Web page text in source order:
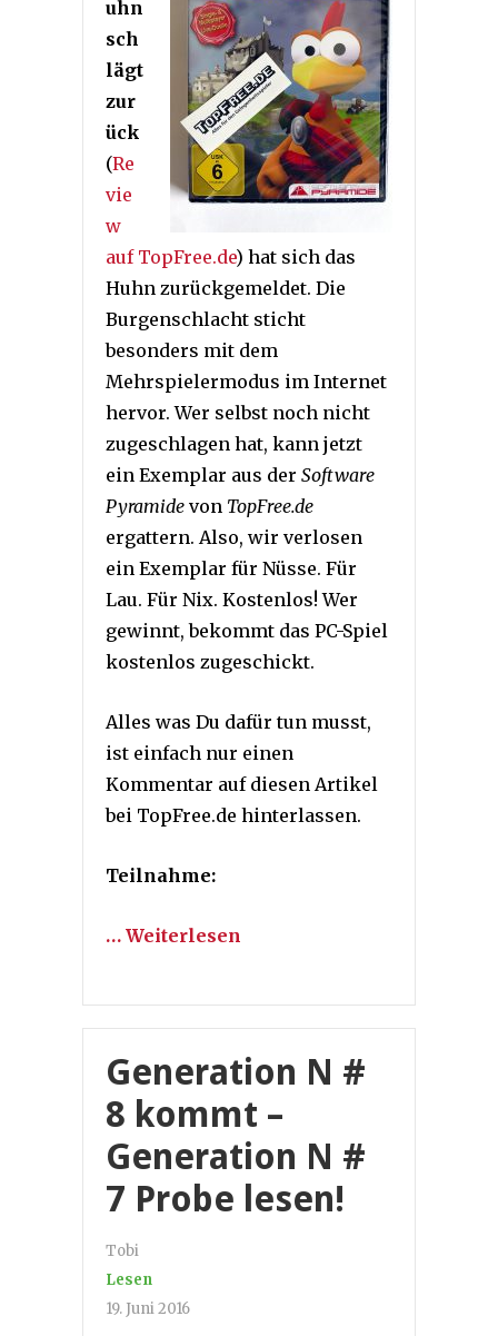
uhn
sch
lägt
zur
ück
(Re
vie
w
auf TopFree.de) hat sich das
Huhn zurückgemeldet. Die
Burgenschlacht sticht
besonders mit dem
Mehrspielermodus im Internet
hervor. Wer selbst noch nicht
zugeschlagen hat, kann jetzt
ein Exemplar aus der Software
Pyramide von TopFree.de
ergattern. Also, wir verlosen
ein Exemplar für Nüsse. Für
Lau. Für Nix. Kostenlos! Wer
gewinnt, bekommt das PC-Spiel
kostenlos zugeschickt.
Alles was Du dafür tun musst,
ist einfach nur einen
Kommentar auf diesen Artikel
bei TopFree.de hinterlassen.
Teilnahme:
… Weiterlesen
Generation N #
8 kommt –
Generation N #
7 Probe lesen!
Tobi
Lesen
19. Juni 2016